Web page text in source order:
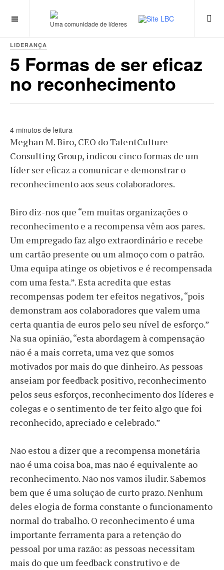
Uma comunidade de líderes
LIDERANÇA
5 Formas de ser eficaz
no reconhecimento
4 minutos de leitura
Meghan M. Biro, CEO do TalentCulture
Consulting Group, indicou cinco formas de um
líder ser eficaz a comunicar e demonstrar o
reconhecimento aos seus colaboradores.
Biro diz-nos que “em muitas organizações o
reconhecimento e a recompensa vêm aos pares.
Um empregado faz algo extraordinário e recebe
um cartão presente ou um almoço com o patrão.
Uma equipa atinge os objetivos e é recompensada
com uma festa.”. Esta acredita que estas
recompensas podem ter efeitos negativos, “pois
demonstram aos colaboradores que valem uma
certa quantia de euros pelo seu nível de esforço.”
Na sua opinião, “esta abordagem à compensação
não é a mais correta, uma vez que somos
motivados por mais do que dinheiro.As pessoas
anseiam por feedback positivo, reconhecimento
pelos seus esforços, reconhecimento dos líderes e
colegas e o sentimento de ter feito algo que foi
reconhecido, apreciado e celebrado.”
Não estou a dizer que a recompensa monetária
não é uma coisa boa, mas não é equivalente ao
reconhecimento. Não nos vamos iludir. Sabemos
bem que é uma solução de curto prazo. Nenhum
deles elogia de forma constante o funcionamento
normal do trabalho. O reconhecimento é uma
importante ferramenta para a retenção do
pessoal por uma razão: as pessoas necessitam
mais do que um feedback construtivo e de